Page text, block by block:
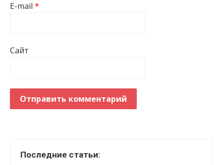
E-mail *
Сайт
Последние статьи: